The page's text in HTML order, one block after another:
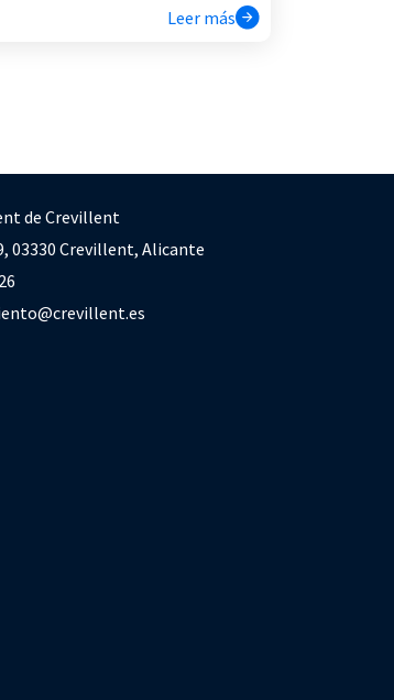
Leer más
de Crevillent
03330 Crevillent, Alicante